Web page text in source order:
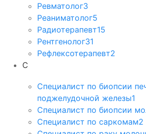
Ревматолог3
Реаниматолог5
Радиотерапевт15
Рентгенолог31
Рефлексотерапевт2
С
Специалист по биопсии
поджелудочной железы1
Специалист по биопсии
Специалист по саркомам2